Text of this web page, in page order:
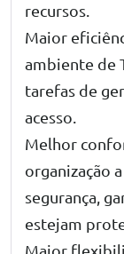
recursos.
Maior
ambiente de
tarefas de
acesso.
Melhor
organização
segurança,
estejam
Maior